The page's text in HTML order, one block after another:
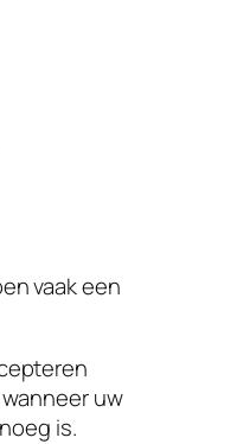
vaak een
uw
is.